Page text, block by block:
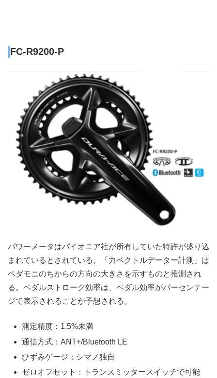
FC-R9200-P
パワーメータはパイオニア社が所有していた特許が盛り込
まれているとされている。「力ベクトルデーター計測」は
ペダモニのちからの方向の大きさを示すものと推測され
る。ペダルストローク効率は、ペダル効率がパーセンテー
ジで表示されることが予想される。
測定精度：1.5%未満
通信方式：ANT+/Bluetooth LE
ひずみゲージ：シマノ独自
ゼロオフセット：トランスミッタースイッチで可能